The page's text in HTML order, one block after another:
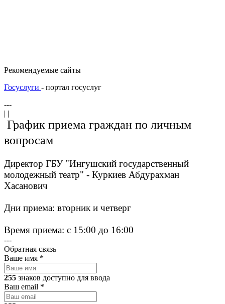
Рекомендуемые сайты
Госуслуги - портал госуслуг
---
| |
График приема граждан по личным
вопросам
Директор ГБУ "Ингушский государственный
молодежный театр" - Куркиев Абдурахман
Хасанович
Дни приема: вторник и четверг
Время приема: с 15:00 до 16:00
---
Обратная связь
Ваше имя *
255 знаков доступно для ввода
Ваш email *